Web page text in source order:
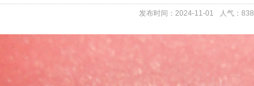
发布时间：2024-11-01 人气： 838